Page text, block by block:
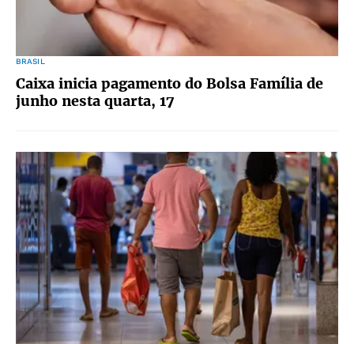
BRASIL
Caixa inicia pagamento do Bolsa Família de
junho nesta quarta, 17